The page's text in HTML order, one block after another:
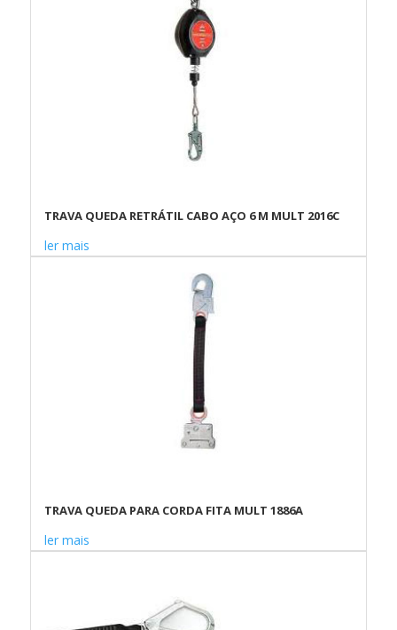
TRAVA QUEDA RETRÁTIL CABO AÇO 6 M MULT 2016C
ler mais
TRAVA QUEDA PARA CORDA FITA MULT 1886A
ler mais